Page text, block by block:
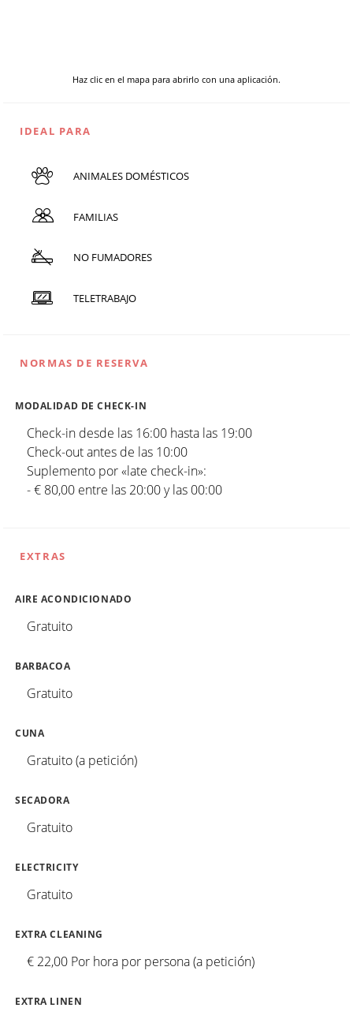
Haz clic en el mapa para abrirlo con una aplicación.
IDEAL PARA
ANIMALES DOMÉSTICOS
FAMILIAS
NO FUMADORES
TELETRABAJO
NORMAS DE RESERVA
MODALIDAD DE CHECK-IN
Check-in desde las 16:00 hasta las 19:00
Check-out antes de las 10:00
Suplemento por «late check-in»:
- € 80,00 entre las 20:00 y las 00:00
EXTRAS
AIRE ACONDICIONADO
Gratuito
BARBACOA
Gratuito
CUNA
Gratuito (a petición)
SECADORA
Gratuito
ELECTRICITY
Gratuito
EXTRA CLEANING
€ 22,00 Por hora por persona (a petición)
EXTRA LINEN